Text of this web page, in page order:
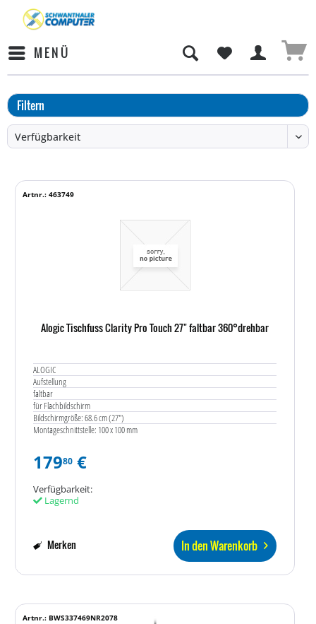
MENÜ
Filtern
Alogic Tischfuss Clarity Pro Touch 27" faltbar 360°drehbar
ALOGIC
Aufstellung
faltbar
für Flachbildschirm
Bildschirmgröße: 68.6 cm (27")
Montageschnittstelle: 100 x 100 mm
Artnr.: 463749
17980 €
Verfügbarkeit:
Lagernd
In den Warenkorb
Merken
Artnr.: BWS337469NR2078